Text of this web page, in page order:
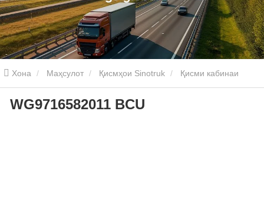
Хона Маҳсулот Қисмҳои Sinotruk Қисми кабинаи
Sinotruk Wg9716582011 BCU
WG9716582011 BCU